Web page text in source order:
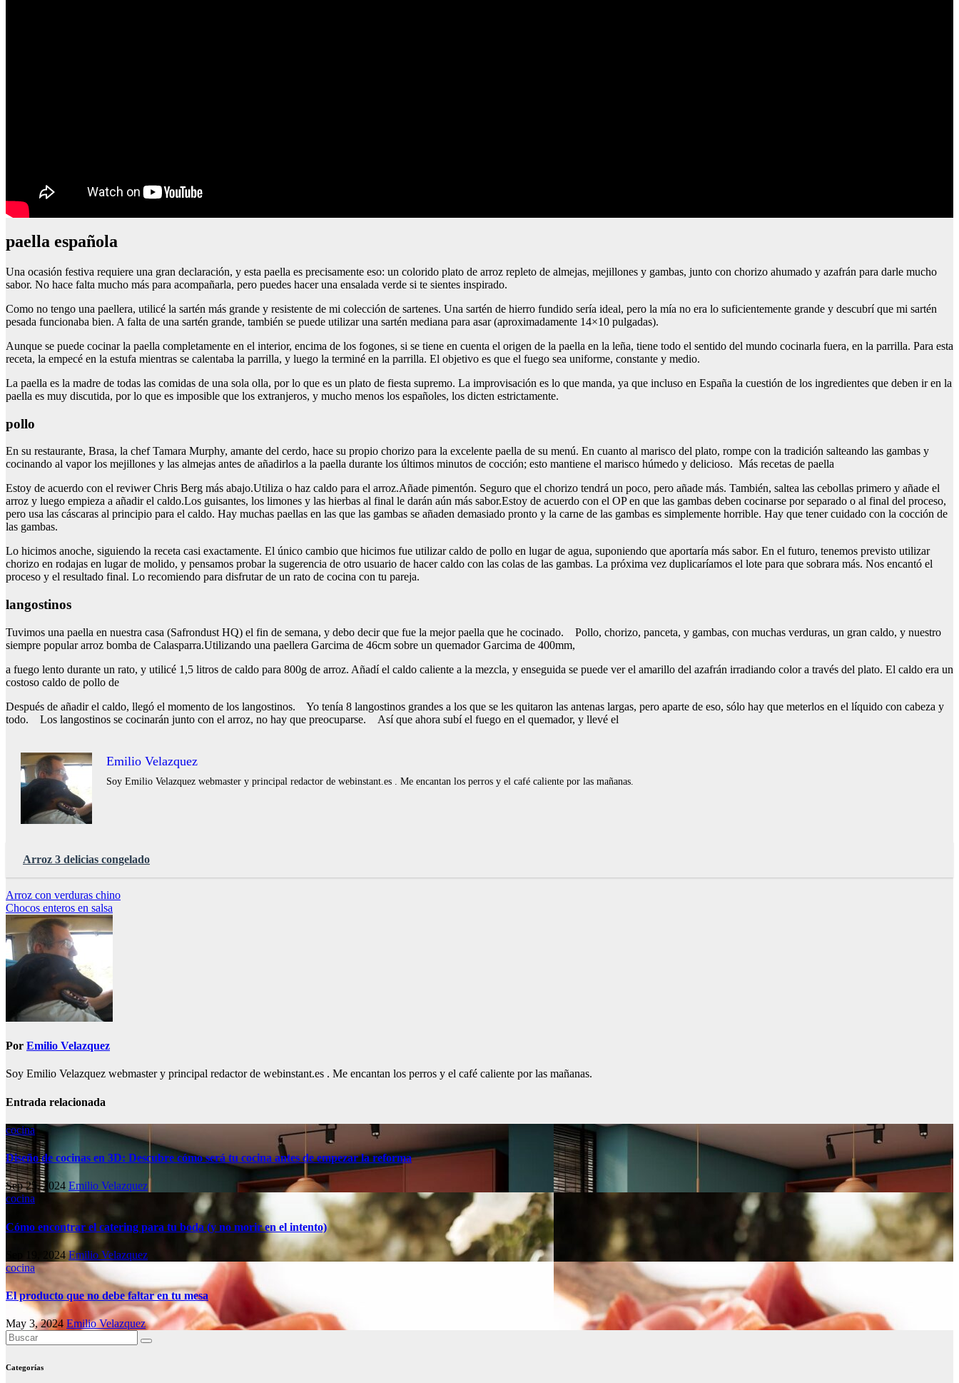
paella española
Una ocasión festiva requiere una gran declaración, y esta paella es precisamente eso: un colorido plato de arroz repleto de almejas, mejillones y gambas, junto con chorizo ahumado y azafrán para darle mucho
sabor. No hace falta mucho más para acompañarla, pero puedes hacer una ensalada verde si te sientes inspirado.
Como no tengo una paellera, utilicé la sartén más grande y resistente de mi colección de sartenes. Una sartén de hierro fundido sería ideal, pero la mía no era lo suficientemente grande y descubrí que mi sartén
pesada funcionaba bien. A falta de una sartén grande, también se puede utilizar una sartén mediana para asar (aproximadamente 14×10 pulgadas).
Aunque se puede cocinar la paella completamente en el interior, encima de los fogones, si se tiene en cuenta el origen de la paella en la leña, tiene todo el sentido del mundo cocinarla fuera, en la parrilla. Para esta
receta, la empecé en la estufa mientras se calentaba la parrilla, y luego la terminé en la parrilla. El objetivo es que el fuego sea uniforme, constante y medio.
La paella es la madre de todas las comidas de una sola olla, por lo que es un plato de fiesta supremo. La improvisación es lo que manda, ya que incluso en España la cuestión de los ingredientes que deben ir en la
paella es muy discutida, por lo que es imposible que los extranjeros, y mucho menos los españoles, los dicten estrictamente.
pollo
En su restaurante, Brasa, la chef Tamara Murphy, amante del cerdo, hace su propio chorizo para la excelente paella de su menú. En cuanto al marisco del plato, rompe con la tradición salteando las gambas y
cocinando al vapor los mejillones y las almejas antes de añadirlos a la paella durante los últimos minutos de cocción; esto mantiene el marisco húmedo y delicioso. Más recetas de paella
Estoy de acuerdo con el reviwer Chris Berg más abajo.Utiliza o haz caldo para el arroz.Añade pimentón. Seguro que el chorizo tendrá un poco, pero añade más. También, saltea las cebollas primero y añade el
arroz y luego empieza a añadir el caldo.Los guisantes, los limones y las hierbas al final le darán aún más sabor.Estoy de acuerdo con el OP en que las gambas deben cocinarse por separado o al final del proceso,
pero usa las cáscaras al principio para el caldo. Hay muchas paellas en las que las gambas se añaden demasiado pronto y la carne de las gambas es simplemente horrible. Hay que tener cuidado con la cocción de
las gambas.
Lo hicimos anoche, siguiendo la receta casi exactamente. El único cambio que hicimos fue utilizar caldo de pollo en lugar de agua, suponiendo que aportaría más sabor. En el futuro, tenemos previsto utilizar
chorizo en rodajas en lugar de molido, y pensamos probar la sugerencia de otro usuario de hacer caldo con las colas de las gambas. La próxima vez duplicaríamos el lote para que sobrara más. Nos encantó el
proceso y el resultado final. Lo recomiendo para disfrutar de un rato de cocina con tu pareja.
langostinos
Tuvimos una paella en nuestra casa (Safrondust HQ) el fin de semana, y debo decir que fue la mejor paella que he cocinado. Pollo, chorizo, panceta, y gambas, con muchas verduras, un gran caldo, y nuestro
siempre popular arroz bomba de Calasparra.Utilizando una paellera Garcima de 46cm sobre un quemador Garcima de 400mm,
a fuego lento durante un rato, y utilicé 1,5 litros de caldo para 800g de arroz. Añadí el caldo caliente a la mezcla, y enseguida se puede ver el amarillo del azafrán irradiando color a través del plato. El caldo era un
costoso caldo de pollo de
Después de añadir el caldo, llegó el momento de los langostinos. Yo tenía 8 langostinos grandes a los que se les quitaron las antenas largas, pero aparte de eso, sólo hay que meterlos en el líquido con cabeza y
todo. Los langostinos se cocinarán junto con el arroz, no hay que preocuparse. Así que ahora subí el fuego en el quemador, y llevé el
Emilio Velazquez
Soy Emilio Velazquez webmaster y principal redactor de webinstant.es . Me encantan los perros y el café caliente por las mañanas.
Arroz 3 delicias congelado
Navegación
de
entradas
Arroz con verduras chino
Chocos enteros en salsa
Por Emilio Velazquez
Soy Emilio Velazquez webmaster y principal redactor de webinstant.es . Me encantan los perros y el café caliente por las mañanas.
Entrada relacionada
cocina
Diseño de cocinas en 3D: Descubre cómo será tu cocina antes de empezar la reforma
Sep 25, 2024 Emilio Velazquez
cocina
Cómo encontrar el catering para tu boda (y no morir en el intento)
Sep 19, 2024Emilio Velazquez
cocina
El producto que no debe faltar en tu mesa
May 3, 2024 Emilio Velazquez
Categorías